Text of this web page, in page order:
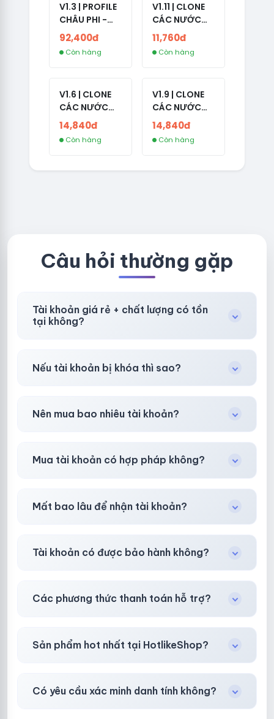
V1.3 | PROFILE
CHÂU PHI -
NO 2FA - LIVE
ADS
92,400đ
Còn hàng
V1.11 | CLONE
CÁC NƯỚC
CÓ 2FA -
INDIA - HÀNG
1 HOTMAIL
11,760đ
Còn hàng
V1.6 | CLONE
CÁC NƯỚC
CÓ 2FA -
GERMANY -
TKQC TẠO
LIVE ADS - VER
14,840đ
Còn hàng
V1.9 | CLONE
CÁC NƯỚC
CÓ 2FA -
THAILAND -
VER MAIL
COM - CLONE
14,840đ
Còn hàng
Câu hỏi thường gặp
Tài khoản giá rẻ + chất lượng có tồn
tại không?
ưu tiên chất lượng, bảo hành hơn là giá rẻ nhất.
Nếu tài khoản bị khóa thì sao?
trợ đổi mới hoặc hoàn 100%.
Nên mua bao nhiêu tài khoản?
phòng.
Mua tài khoản có hợp pháp không?
ràng trước khi bạn mua.
Mất bao lâu để nhận tài khoản?
toán thành công.
Tài khoản có được bảo hành không?
sách công khai.
Các phương thức thanh toán hỗ trợ?
các ví điện tử phổ biến.
Sản phẩm hot nhất tại HotlikeShop?
Có yêu cầu xác minh danh tính không?